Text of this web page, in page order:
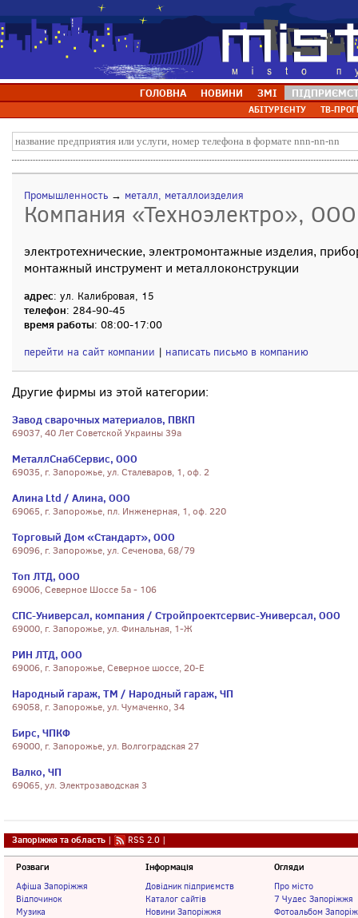
ГОЛОВНА НОВИНИ ЗМІ
АБІТУРІЄНТУ ТВ-
Промышленность → металл, металлоизделия
Компания «Техноэлектро», ООО
электротехнические, электромонтажные изделия,
монтажный инструмент и металлоконструкции
адрес: ул. Калибровая, 15
телефон: 284-90-45
время работы: 08:00-17:00
перейти на сайт компании | написать письмо в компанию
Другие фирмы из этой категории:
Завод сварочных материалов, ПВКП
69037, 40 Лет Советской Украины 39а
МеталлСнабСервис, ООО
69035, г. Запорожье, ул. Сталеваров, 1, оф. 2
Алина Ltd / Алина, ООО
69065, г. Запорожье, пл. Инженерная, 1, оф. 220
Торговый Дом «Стандарт», ООО
69096, г. Запорожье, ул. Сеченова, 68/79
Топ ЛТД, ООО
69006, Северное Шоссе 5а - 106
СПС-Универсал, компания / Стройпроектсервис-Универсал, ООО
69000, г. Запорожье, ул. Финальная, 1-Ж
РИН ЛТД, ООО
69006, г. Запорожье, Северное шоссе, 20-Е
Народный гараж, ТМ / Народный гараж, ЧП
69058, г. Запорожье, ул. Чумаченко, 34
Бирс, ЧПКФ
69000, г. Запорожье, ул. Волгоградская 27
Валко, ЧП
69065, ул. Электрозаводская 3
Запоріжжя та область | RSS 2.0 |
Розваги
Афіша Запоріжжя
Відпочинок
Музика
Інформація
Довідник підприємств
Каталог сайтів
Новини Запоріжжя
Огляди
Про місто
7 Чудес Запоріжжя
Фотоальбом